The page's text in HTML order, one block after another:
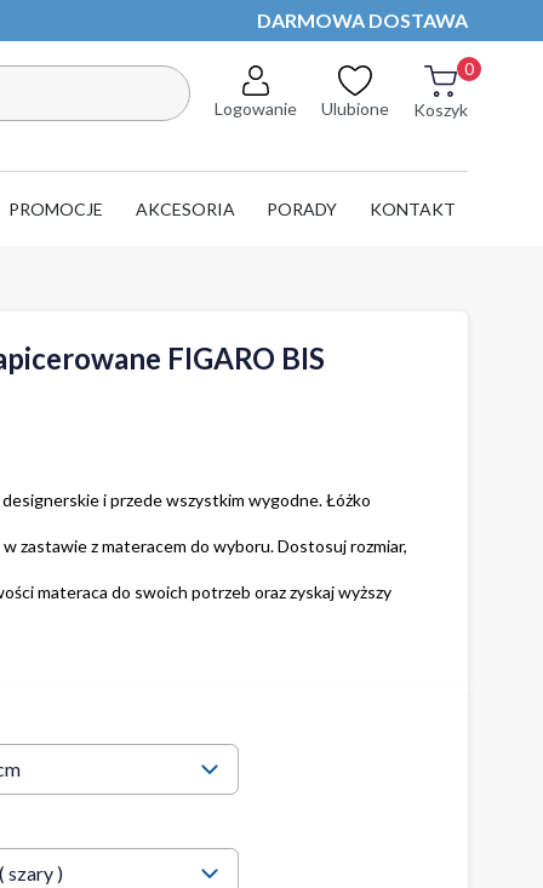
DARMOWA DOSTAWA
Logowanie Ulubione
0
Koszyk
PROMOCJE AKCESORIA PORADY KONTAKT
FIGARO BIS
i przede wszystkim wygodne. Łóżko
zastawie z materacem do wyboru. Dostosuj rozmiar,
materaca do swoich potrzeb oraz zyskaj wyższy